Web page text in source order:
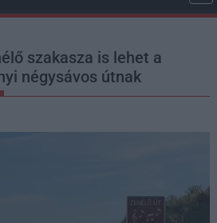
szakasza is lehet a
négysávos útnak